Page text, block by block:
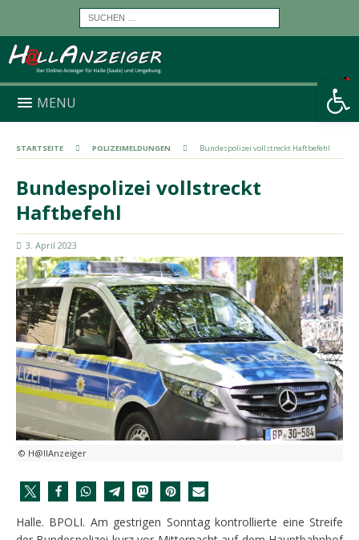
Werkzeugleiste öffnen
MENU
STARTSEITE POLIZEIMELDUNGEN Bundespolizei vollstreckt Haftbefehl
Bundespolizei vollstreckt
Haftbefehl
3. April 2023
© H@llAnzeiger
Halle. BPOLI. Am gestrigen Sonntag kontrollierte eine Streife